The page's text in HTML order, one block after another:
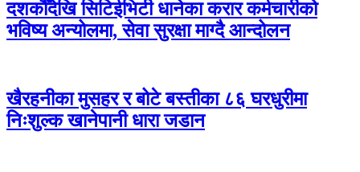
दशकौँदेखि सिटिईभिटी धानेका करार कर्मचारीको
भविष्य अन्योलमा, सेवा सुरक्षा माग्दै आन्दोलन
खैरहनीका मुसहर र बोटे बस्तीका ८६ घरधुरीमा
निःशुल्क खानेपानी धारा जडान